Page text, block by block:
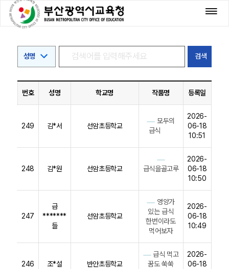
번호 성명 학교명 작품명 등록일
249 김*서 선암초등학교
모두의
급식
2026-
06-18
10:51
248 김*원 선암초등학교 급식을골고루
2026-
06-18
10:50
247
급
*******
들
선암초등학교
영양가
있는 급식
한번이라도
먹어보자
2026-
06-18
10:49
246 조*설 반안초등학교
급식 먹고
꿈도 쑥쑥
2026-
06-18